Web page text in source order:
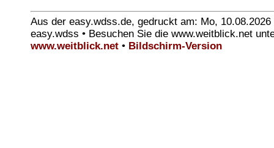
Aus der easy.wdss.de, gedruckt am: Mo,
easy.wdss • Besuchen Sie die www.weitblick.net
www.weitblick.net • Bildschirm-Version